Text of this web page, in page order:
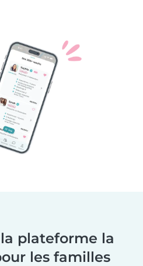
plateforme la
les familles